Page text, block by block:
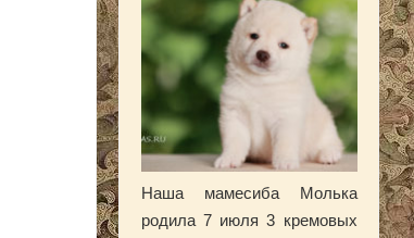
Наша мамесиба Молька
родила 7 июля 3 кремовых